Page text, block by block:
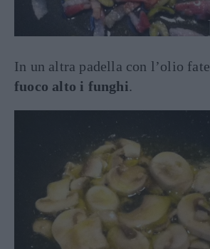
In un altra padella con l’olio fate
fuoco alto i funghi.